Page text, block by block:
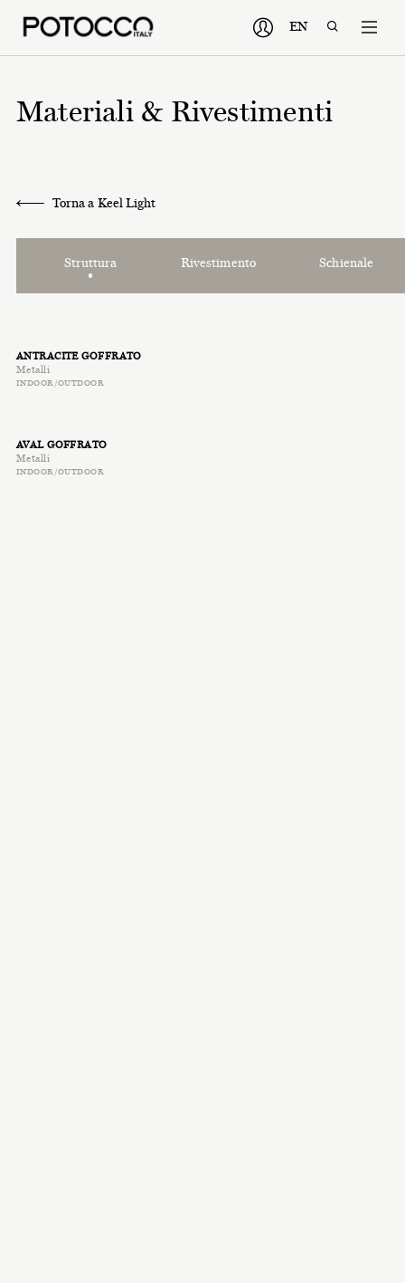
EN
Materiali & Rivestimenti
Torna a Keel Light
Struttura Rivestimento Schienale
ANTRACITE GOFFRATO
Metalli
INDOOR/OUTDOOR
AVAL GOFFRATO
Metalli
INDOOR/OUTDOOR